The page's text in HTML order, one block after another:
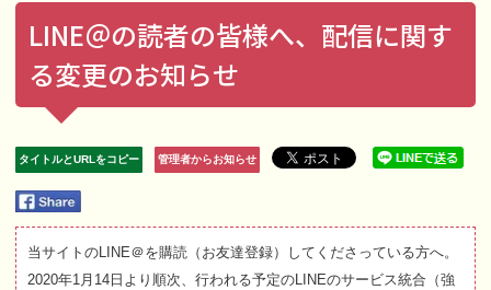
LINE＠の読者の皆様へ、配信に関す
る変更のお知らせ
タイトルとURLをコピー 管理者からお知らせ
当サイトのLINE＠を購読（お友達登録）してくださっている方へ。
2020年1月14日より順次、行われる予定のLINEのサービス統合（強